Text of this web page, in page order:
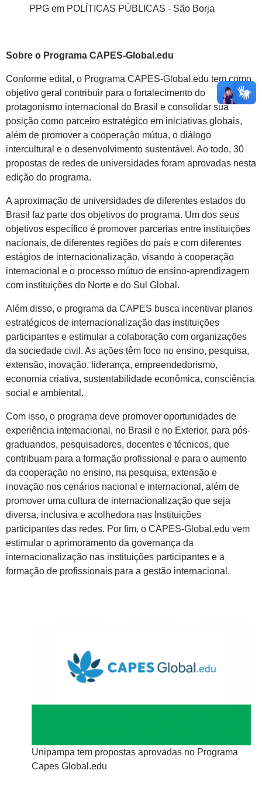
PPG em POLÍTICAS PÚBLICAS - São Borja
Sobre o Programa CAPES-Global.edu
Conforme edital, o Programa CAPES-Global.edu tem como
objetivo geral contribuir para o fortalecimento do
protagonismo internacional do Brasil e consolidar sua
posição como parceiro estratégico em iniciativas globais,
além de promover a cooperação mútua, o diálogo
intercultural e o desenvolvimento sustentável. Ao todo, 30
propostas de redes de universidades foram aprovadas nesta
edição do programa.
A aproximação de universidades de diferentes estados do
Brasil faz parte dos objetivos do programa. Um dos seus
objetivos específico é promover parcerias entre instituições
nacionais, de diferentes regiões do país e com diferentes
estágios de internacionalização, visando à cooperação
internacional e o processo mútuo de ensino-aprendizagem
com instituições do Norte e do Sul Global.
Além disso, o programa da CAPES busca incentivar planos
estratégicos de internacionalização das instituições
participantes e estimular a colaboração com organizações
da sociedade civil. As ações têm foco no ensino, pesquisa,
extensão, inovação, liderança, empreendedorismo,
economia criativa, sustentabilidade econômica, consciência
social e ambiental.
Com isso, o programa deve promover oportunidades de
experiência internacional, no Brasil e no Exterior, para pós-
graduandos, pesquisadores, docentes e técnicos, que
contribuam para a formação profissional e para o aumento
da cooperação no ensino, na pesquisa, extensão e
inovação nos cenários nacional e internacional, além de
promover uma cultura de internacionalização que seja
diversa, inclusiva e acolhedora nas Instituições
participantes das redes. Por fim, o CAPES-Global.edu vem
estimular o aprimoramento da governança da
internacionalização nas instituições participantes e a
formação de profissionais para a gestão internacional.
Unipampa tem propostas aprovadas no Programa
Capes Global.edu